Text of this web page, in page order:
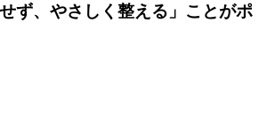
ず、やさしく整える」ことがポ